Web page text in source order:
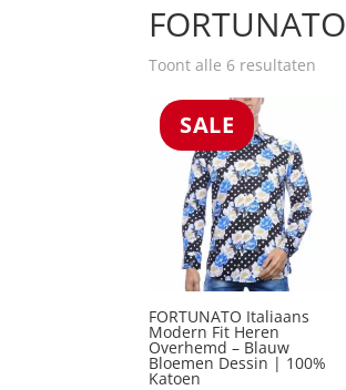
FORTUNATO
Toont alle 6 resultaten
SALE
FORTUNATO Italiaans
Modern Fit Heren
Overhemd – Blauw
Bloemen Dessin | 100%
Katoen